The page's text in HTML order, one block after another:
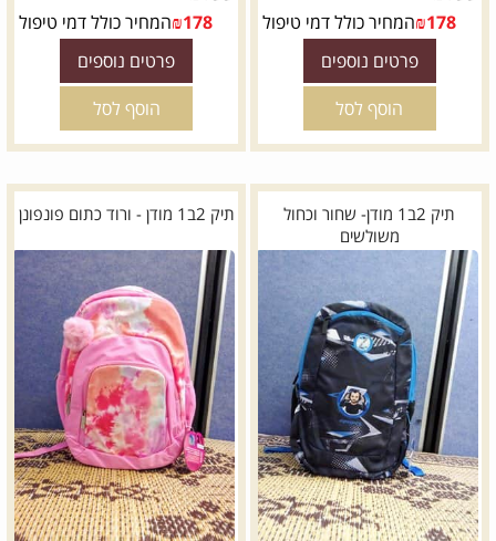
₪178 המחיר כולל דמי טיפול
פרטים נוספים
הוסף לסל
₪178 המחיר כולל דמי טיפול
פרטים נוספים
הוסף לסל
תיק 2ב1 מודן- שחור וכחול
משולשים
תיק 2ב1 מודן - ורוד כתום פונפונן